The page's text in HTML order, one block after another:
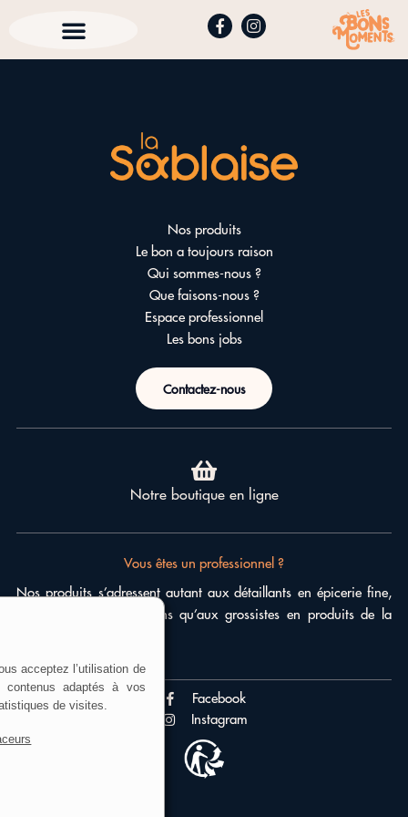
Nos produits
Le bon a toujours raison
Qui sommes-nous ?
Que faisons-nous ?
Espace professionnel
Les bons jobs
Contactez-nous
Notre boutique en ligne
Vous êtes un professionnel ?
Nos produits s’adressent autant aux détaillants en épicerie fine,
cavistes, grands magasins qu’aux grossistes en produits de la
Facebook
Instagram
vous acceptez l’utilisation de
contenus adaptés à vos
statistiques de visites.
traceurs